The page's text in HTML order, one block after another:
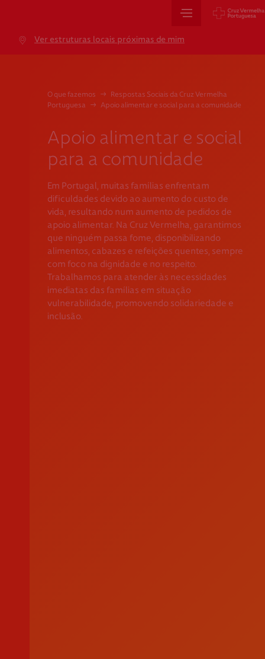
Ver estruturas locais próximas de mim
sede@cruzvermelha.org.pt
+351 213 913 900
Cartão de Saúde
Avenida Casal Ribeiro, 59, 6º, 1049-053 Lisboa
gestao.cartaocvp@cruzvermelha.org.pt
+351 707 10 28 28
Apoio ao Doador
consigo.mais@cruzvermelha.org.pt
O que fazemos →
Respostas Sociais da Cruz Vermelha
Portuguesa
→ Apoio alimentar e social para a comunidade
Apoio alimentar e social
para a comunidade
Em Portugal, muitas famílias enfrentam
dificuldades devido ao aumento do custo de
vida, resultando num aumento de pedidos de
apoio alimentar. Na Cruz Vermelha, garantimos
que ninguém passa fome, disponibilizando
alimentos, cabazes e refeições quentes, sempre
com foco na dignidade e no respeito.
Trabalhamos para atender às necessidades
imediatas das famílias em situação
vulnerabilidade, promovendo solidariedade e
inclusão.